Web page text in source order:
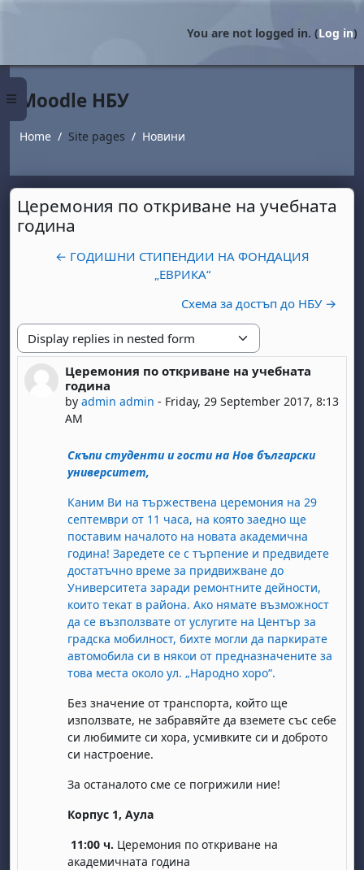
Side panel
You are not logged in. (Log in)
Moodle НБУ
Home Site pages Новини
Церемония по откриване на учебната
година
← ГОДИШНИ СТИПЕНДИИ НА ФОНДАЦИЯ
„ЕВРИКА“
Схема за достъп до НБУ →
Display mode
Церемония по откриване на учебната
година
by admin admin - Friday, 29 September 2017, 8:13
AM
Number of replies: 0
Скъпи студенти и гости на Нов български
университет,
Каним Ви на тържествена церемония на 29
септември от 11 часа, на която заедно ще
поставим началото на новата академична
година! Заредете се с търпение и предвидете
достатъчно време за придвижване до
Университета заради ремонтните дейности,
които текат в района. Ако нямате възможност
да се възползвате от услугите на Център за
градска мобилност, бихте могли да паркирате
автомобила си в някои от предназначените за
това места около ул. „Народно хоро“.
Без значение от транспорта, който ще
използвате, не забравяйте да вземете със себе
си любимите си хора, усмивките си и доброто
си настроение.
За останалото сме се погрижили ние!
Корпус 1, Аула
11:00 ч. Церемония по откриване на
академичната година